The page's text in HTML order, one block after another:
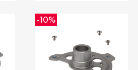
-10%